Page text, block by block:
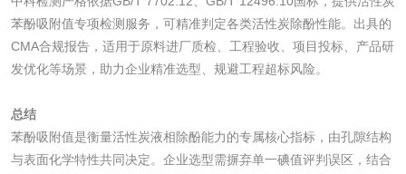
苯酚吸附值专项检测服务，可精准判定各类活性炭除酚性能。出具的
CMA合规报告，适用于原料进厂质检、工程验收、项目投标、产品研
发优化等场景，助力企业精准选型、规避工程超标风险。
总结
苯酚吸附值是衡量活性炭液相除酚能力的专属核心指标，由孔隙结构
与表面化学特性共同决定。企业选型需摒弃单一碘值评判误区，结合
乳酸钠检测 消泡剂检测
化工原料检测 化学品检测